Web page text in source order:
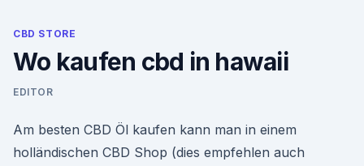
CBD STORE
Wo kaufen cbd in hawaii
EDITOR
Am besten CBD Öl kaufen kann man in einem
holländischen CBD Shop (dies empfehlen auch